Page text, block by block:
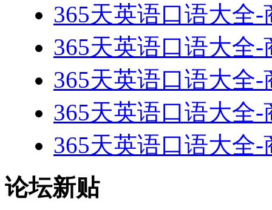
365天英语口语大全-
365天英语口语大全-
365天英语口语大全-
365天英语口语大全-
365天英语口语大全-
论坛新贴